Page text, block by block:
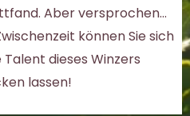
Aber versprochen...
können Sie sich
dieses Winzers
lassen!